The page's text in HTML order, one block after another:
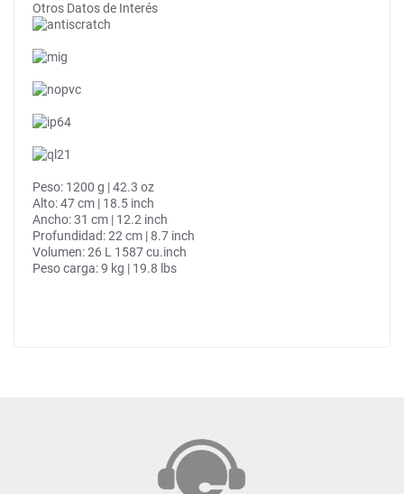
Otros Datos de Interés
Peso: 1200 g | 42.3 oz
Alto: 47 cm | 18.5 inch
Ancho: 31 cm | 12.2 inch
Profundidad: 22 cm | 8.7 inch
Volumen: 26 L 1587 cu.inch
Peso carga: 9 kg | 19.8 lbs